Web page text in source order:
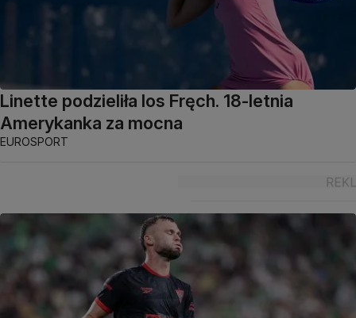
Linette podzieliła los Fręch. 18-letnia
Amerykanka za mocna
EUROSPORT